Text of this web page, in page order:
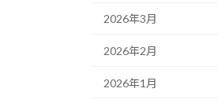
2026年3月
2026年2月
2026年1月